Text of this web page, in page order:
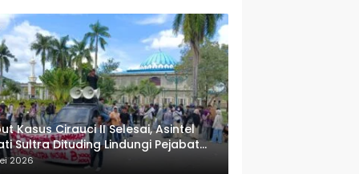
Kasus Cirauci II Selesai, Asintel
Sultra Dituding Lindungi Pejabat
2026